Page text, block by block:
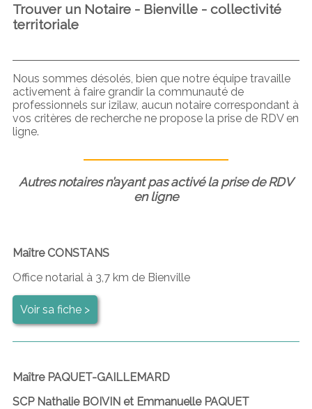
Trouver un Notaire - Bienville - collectivité
territoriale
Nous sommes désolés, bien que notre équipe travaille
activement à faire grandir la communauté de
professionnels sur izilaw, aucun notaire correspondant à
vos critères de recherche ne propose la prise de RDV en
ligne.
Autres notaires n’ayant pas activé la prise de RDV
en ligne
Maître CONSTANS
Office notarial à 3,7 km de Bienville
Voir sa fiche >
Maître PAQUET-GAILLEMARD
SCP Nathalie BOIVIN et Emmanuelle PAQUET